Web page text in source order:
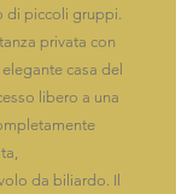
di piccoli gruppi.
privata con
casa del
libero a una
da biliardo. Il